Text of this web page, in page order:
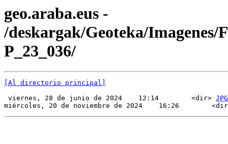
geo.araba.eus -
/deskargak/Geoteka/Imagenes/
P_23_036/
[Al directorio principal]
viernes, 28 de junio de 2024    12:14        <dir> JPG
miércoles, 20 de noviembre de 2024    16:26